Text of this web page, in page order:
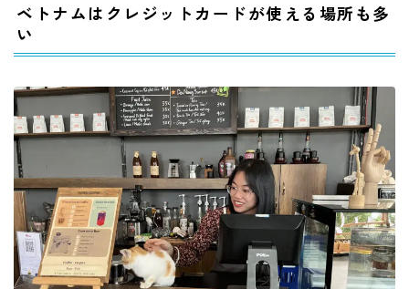
ベトナムはクレジットカードが使える場所も多
い